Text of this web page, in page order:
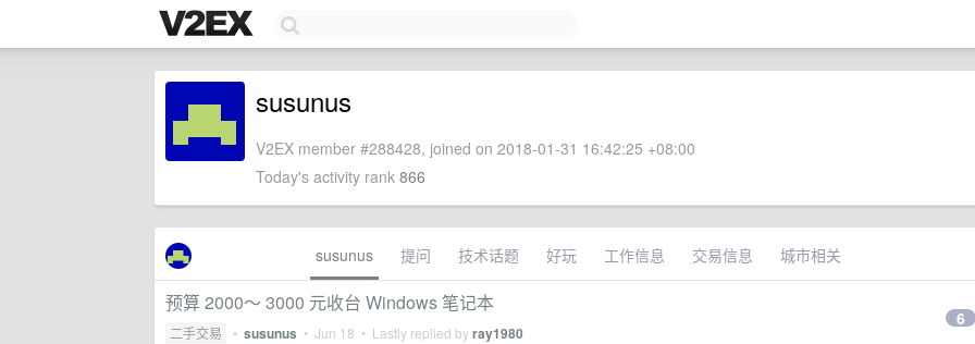
susunus
V2EX member #288428, joined on 2018-01-31 16:42:25 +08:00
Today's activity rank 866
susunus 提问 技术话题 好玩 工作信息 交易信息 城市相关
预算 2000～ 3000 元收台 Windows 笔记本
二手交易 • susunus • Jun 18 • Lastly replied byray1980
6